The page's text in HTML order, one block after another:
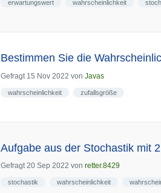
erwartungswert wahrscheinlichkeit
Bestimmen Sie die
Gefragt 15 Nov 2022 von Javas
wahrscheinlichkeit zufallsgröße
Aufgabe aus der Stochastik mit
Gefragt 20 Sep 2022 von retter.8429
stochastik wahrscheinlichkeit